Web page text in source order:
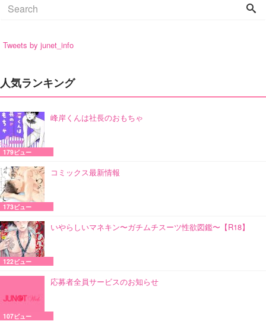
Tweets by junet_info
人気ランキング
峰岸くんは社長のおもちゃ
179ビュー
コミックス最新情報
173ビュー
いやらしいマネキン〜ガチムチスーツ性欲図鑑〜【R18】
122ビュー
応募者全員サービスのお知らせ
107ビュー